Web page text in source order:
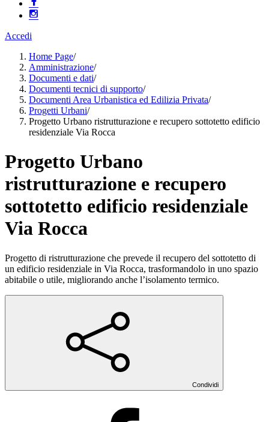
Accedi
Home Page/
Amministrazione/
Documenti e dati/
Documenti tecnici di supporto/
Documenti Area Urbanistica ed Edilizia Privata/
Progetti Urbani/
Progetto Urbano ristrutturazione e recupero sottotetto edificio
residenziale Via Rocca
Progetto Urbano
ristrutturazione e recupero
sottotetto edificio residenziale
Via Rocca
Progetto di ristrutturazione che prevede il recupero del sottotetto di
un edificio residenziale in Via Rocca, trasformandolo in uno spazio
abitabile o utile, migliorando anche l’isolamento termico.
Condividi